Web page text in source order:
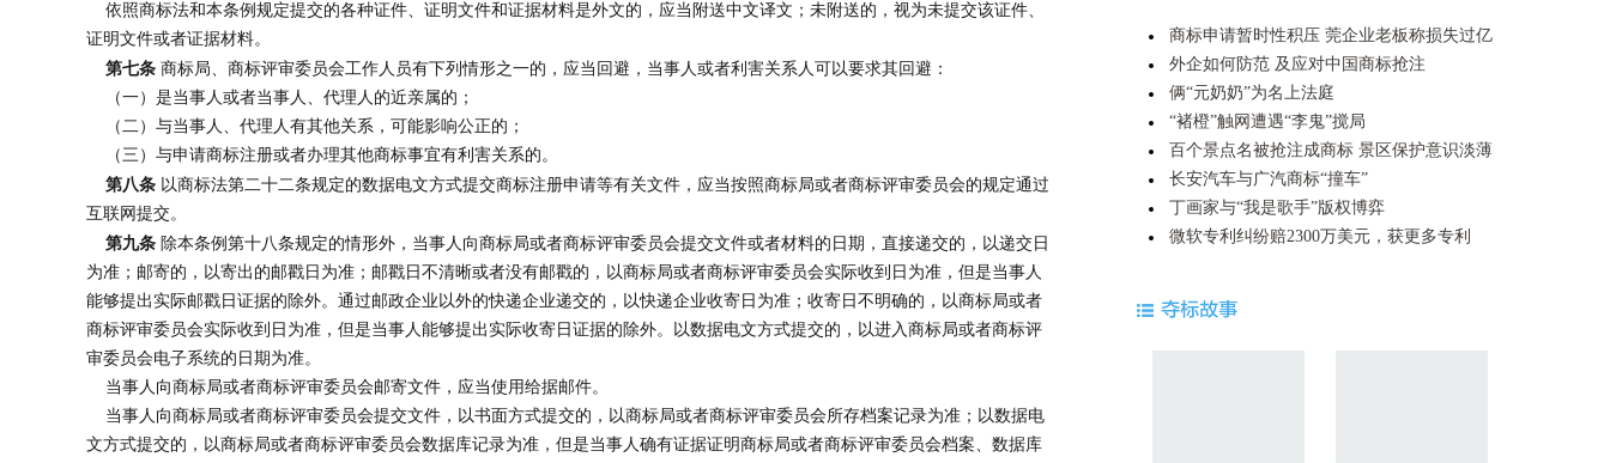
依照商标法和本条例规定提交的各种证件、证明文件和证据材料是外文的，应当附送中文译文；未附送的，视为未提交该证件、
证明文件或者证据材料。
第七条 商标局、商标评审委员会工作人员有下列情形之一的，应当回避，当事人或者利害关系人可以要求其回避：
（一）是当事人或者当事人、代理人的近亲属的；
（二）与当事人、代理人有其他关系，可能影响公正的；
（三）与申请商标注册或者办理其他商标事宜有利害关系的。
第八条 以商标法第二十二条规定的数据电文方式提交商标注册申请等有关文件，应当按照商标局或者商标评审委员会的规定通过
互联网提交。
第九条 除本条例第十八条规定的情形外，当事人向商标局或者商标评审委员会提交文件或者材料的日期，直接递交的，以递交日
为准；邮寄的，以寄出的邮戳日为准；邮戳日不清晰或者没有邮戳的，以商标局或者商标评审委员会实际收到日为准，但是当事人
能够提出实际邮戳日证据的除外。通过邮政企业以外的快递企业递交的，以快递企业收寄日为准；收寄日不明确的，以商标局或者
商标评审委员会实际收到日为准，但是当事人能够提出实际收寄日证据的除外。以数据电文方式提交的，以进入商标局或者商标评
审委员会电子系统的日期为准。
当事人向商标局或者商标评审委员会邮寄文件，应当使用给据邮件。
当事人向商标局或者商标评审委员会提交文件，以书面方式提交的，以商标局或者商标评审委员会所存档案记录为准；以数据电
文方式提交的，以商标局或者商标评审委员会数据库记录为准，但是当事人确有证据证明商标局或者商标评审委员会档案、数据库
商标申请暂时性积压 莞企业老板称损失过亿
外企如何防范 及应对中国商标抢注
俩“元奶奶”为名上法庭
“褚橙”触网遭遇“李鬼”搅局
百个景点名被抢注成商标 景区保护意识淡薄
长安汽车与广汽商标“撞车”
丁画家与“我是歌手”版权博弈
微软专利纠纷赔2300万美元，获更多专利